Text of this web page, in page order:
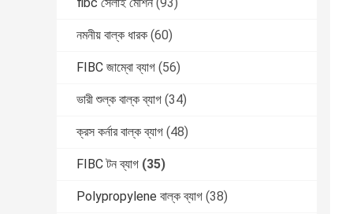
নমনীয় বাল্ক ধারক (60)
FIBC জাম্বো ব্যাগ (56)
ভারী শুল্ক বাল্ক ব্যাগ (34)
ক্রস কর্নার বাল্ক ব্যাগ (48)
FIBC টন ব্যাগ (35)
Polypropylene বাল্ক ব্যাগ (38)